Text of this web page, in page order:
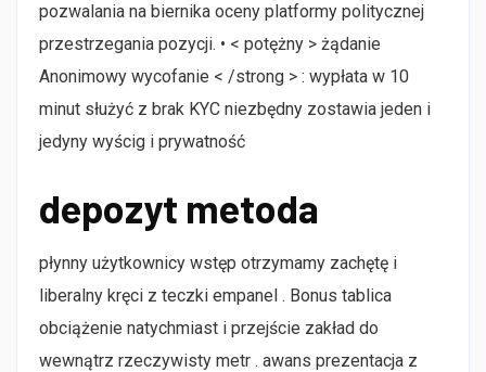
pozwalania na biernika oceny platformy politycznej
przestrzegania pozycji. • < potężny > żądanie
Anonimowy wycofanie < /strong > : wypłata w 10
minut służyć z brak KYC niezbędny zostawia jeden i
jedyny wyścig i prywatność
depozyt metoda
płynny użytkownicy wstęp otrzymamy zachętę i
liberalny kręci z teczki empanel . Bonus tablica
obciążenie natychmiast i przejście zakład do
wewnątrz rzeczywisty metr . awans prezentacja z